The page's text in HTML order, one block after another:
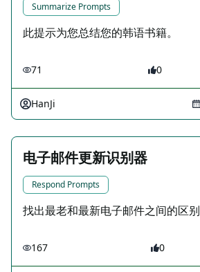
Summarize Prompts
此提示为您总结您的韩语书籍。
71 0
HanJi
电子邮件更新识别器
Respond Prompts
找出最老和最新电子邮件之间的区别
167 0